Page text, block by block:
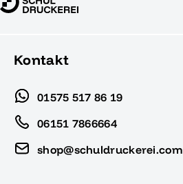
Kontakt
01575 517 86 19
06151 7866664
shop@schuldruckerei.com